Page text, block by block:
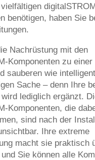
benötigen, haben Sie
Nachrüstung mit den
Komponenten zu einer
sauberen wie
Sache – denn Ihre
lediglich ergänzt.
Komponenten, die
sind nach der
Ihre extreme
macht sie praktisch
Sie können alle